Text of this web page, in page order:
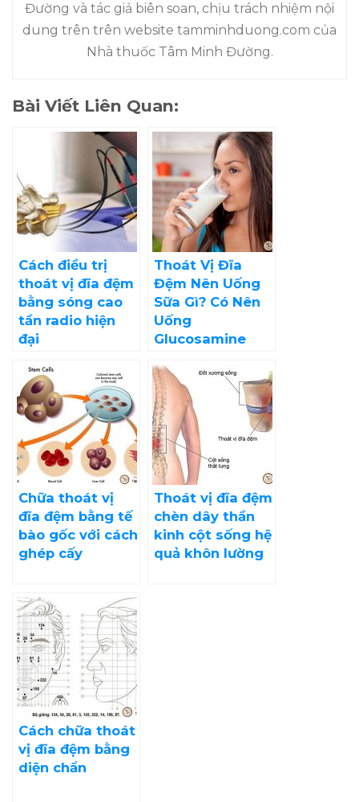
Đường và tác giả biên soan, chịu trách nhiệm nội
dung trên trên website tamminhduong.com của
Nhà thuốc Tâm Minh Đường.
Bài Viết Liên Quan:
Cách điều trị
thoát vị đĩa đệm
bằng sóng cao
tần radio hiện
đại
Thoát Vị Đĩa
Đệm Nên Uống
Sữa Gì? Có Nên
Uống
Glucosamine
Chữa thoát vị
đĩa đệm bằng tế
bào gốc với cách
ghép cấy
Thoát vị đĩa đệm
chèn dây thần
kinh cột sống hệ
quả khôn lường
Cách chữa thoát
vị đĩa đệm bằng
diện chẩn